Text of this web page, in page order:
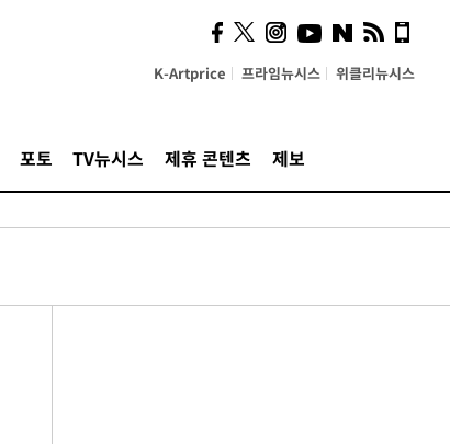
K-Artprice 프라임뉴시스 위클리뉴시스
포토 TV뉴시스 제휴 콘텐츠 제보